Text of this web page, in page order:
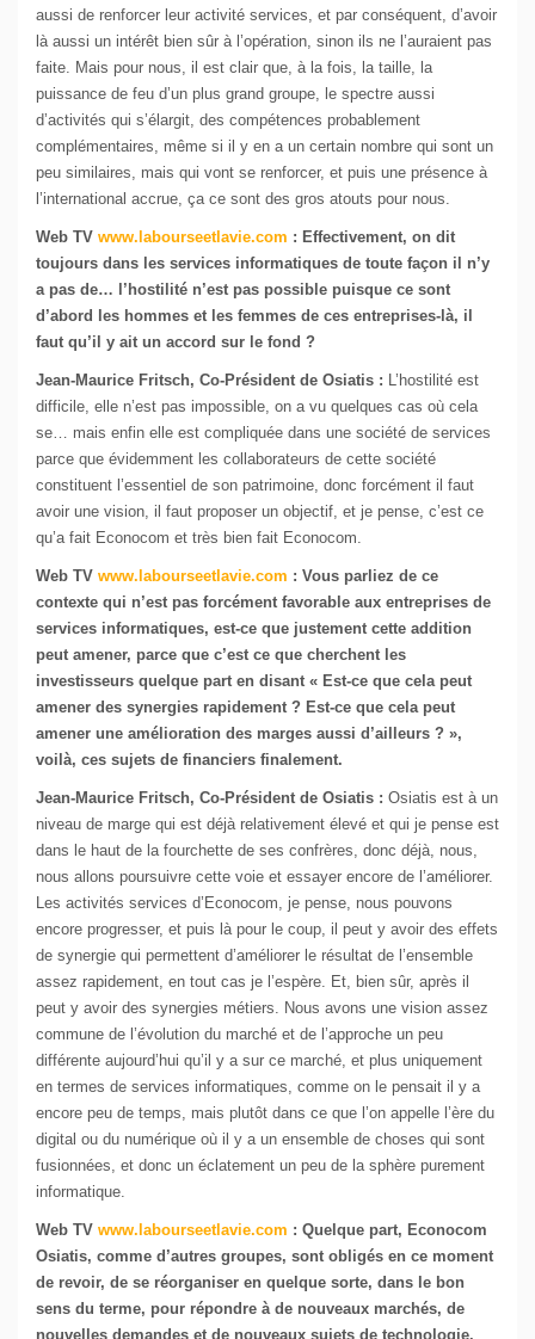
aussi de renforcer leur activité services, et par conséquent, d’avoir
là aussi un intérêt bien sûr à l’opération, sinon ils ne l’auraient pas
faite. Mais pour nous, il est clair que, à la fois, la taille, la
puissance de feu d’un plus grand groupe, le spectre aussi
d’activités qui s’élargit, des compétences probablement
complémentaires, même si il y en a un certain nombre qui sont un
peu similaires, mais qui vont se renforcer, et puis une présence à
l’international accrue, ça ce sont des gros atouts pour nous.
Web TV www.labourseetlavie.com : Effectivement, on dit
toujours dans les services informatiques de toute façon il n’y
a pas de… l’hostilité n’est pas possible puisque ce sont
d’abord les hommes et les femmes de ces entreprises-là, il
faut qu’il y ait un accord sur le fond ?
Jean-Maurice Fritsch, Co-Président de Osiatis : L’hostilité est
difficile, elle n’est pas impossible, on a vu quelques cas où cela
se… mais enfin elle est compliquée dans une société de services
parce que évidemment les collaborateurs de cette société
constituent l’essentiel de son patrimoine, donc forcément il faut
avoir une vision, il faut proposer un objectif, et je pense, c’est ce
qu’a fait Econocom et très bien fait Econocom.
Web TV www.labourseetlavie.com : Vous parliez de ce
contexte qui n’est pas forcément favorable aux entreprises de
services informatiques, est-ce que justement cette addition
peut amener, parce que c’est ce que cherchent les
investisseurs quelque part en disant « Est-ce que cela peut
amener des synergies rapidement ? Est-ce que cela peut
amener une amélioration des marges aussi d’ailleurs ? »,
voilà, ces sujets de financiers finalement.
Jean-Maurice Fritsch, Co-Président de Osiatis : Osiatis est à un
niveau de marge qui est déjà relativement élevé et qui je pense est
dans le haut de la fourchette de ses confrères, donc déjà, nous,
nous allons poursuivre cette voie et essayer encore de l’améliorer.
Les activités services d’Econocom, je pense, nous pouvons
encore progresser, et puis là pour le coup, il peut y avoir des effets
de synergie qui permettent d’améliorer le résultat de l’ensemble
assez rapidement, en tout cas je l’espère. Et, bien sûr, après il
peut y avoir des synergies métiers. Nous avons une vision assez
commune de l’évolution du marché et de l’approche un peu
différente aujourd’hui qu’il y a sur ce marché, et plus uniquement
en termes de services informatiques, comme on le pensait il y a
encore peu de temps, mais plutôt dans ce que l’on appelle l’ère du
digital ou du numérique où il y a un ensemble de choses qui sont
fusionnées, et donc un éclatement un peu de la sphère purement
informatique.
Web TV www.labourseetlavie.com : Quelque part, Econocom
Osiatis, comme d’autres groupes, sont obligés en ce moment
de revoir, de se réorganiser en quelque sorte, dans le bon
sens du terme, pour répondre à de nouveaux marchés, de
nouvelles demandes et de nouveaux sujets de technologie.